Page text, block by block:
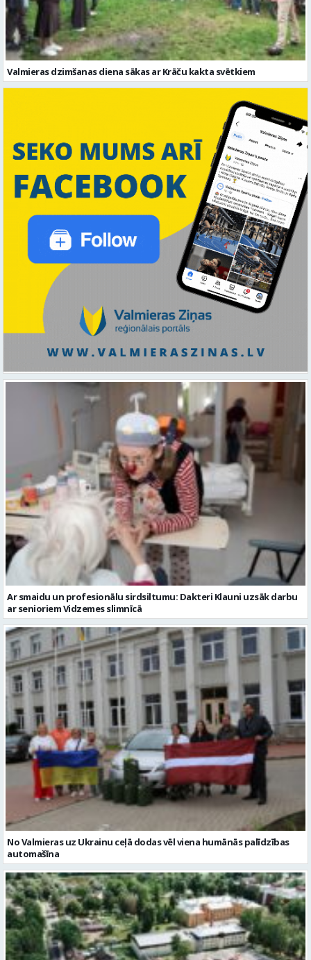
Ar smaidu un profesionālu sirdsiltumu: Dakteri Klauni uzsāk darbu
ar senioriem Vidzemes slimnīcā
No Valmieras uz Ukrainu ceļā dodas vēl viena humānās palīdzības
automašīna